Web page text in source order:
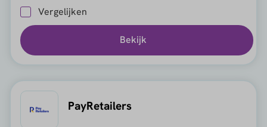
Vergelijken
Bekijk
PayRetailers